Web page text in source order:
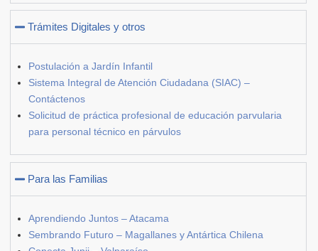
Trámites Digitales y otros
Postulación a Jardín Infantil
Sistema Integral de Atención Ciudadana (SIAC) –
Contáctenos
Solicitud de práctica profesional de educación parvularia
para personal técnico en párvulos
Para las Familias
Aprendiendo Juntos – Atacama
Sembrando Futuro – Magallanes y Antártica Chilena